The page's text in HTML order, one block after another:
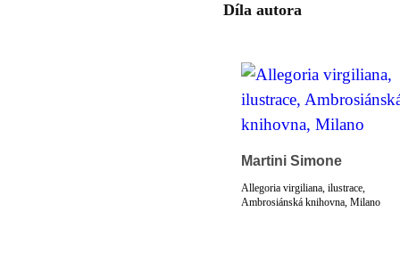
Díla autora
Martini Simone
Allegoria virgiliana, ilustrace,
Ambrosiánská knihovna, Milano